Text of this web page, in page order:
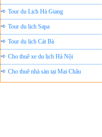
Tour du Lịch Hà Giang
Tour du lịch Sapa
Tour du lịch Cát Bà
Cho thuê xe du lịch Hà Nội
Cho thuê nhà sàn tại Mai Châu